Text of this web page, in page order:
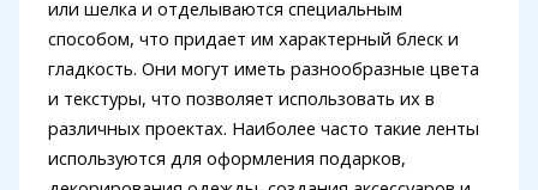
или шелка и отделываются специальным
способом, что придает им характерный блеск и
гладкость. Они могут иметь разнообразные цвета
и текстуры, что позволяет использовать их в
различных проектах. Наиболее часто такие ленты
используются для оформления подарков,